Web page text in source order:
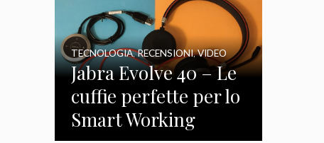
Jabra Evolve 40 – Le
cuffie perfette per lo
Smart Working
TECNOLOGIA,RECENSIONI,VIDEO